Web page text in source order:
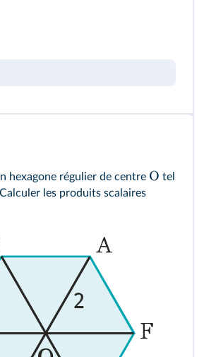
hexagone régulier de centre O tel
les produits scalaires